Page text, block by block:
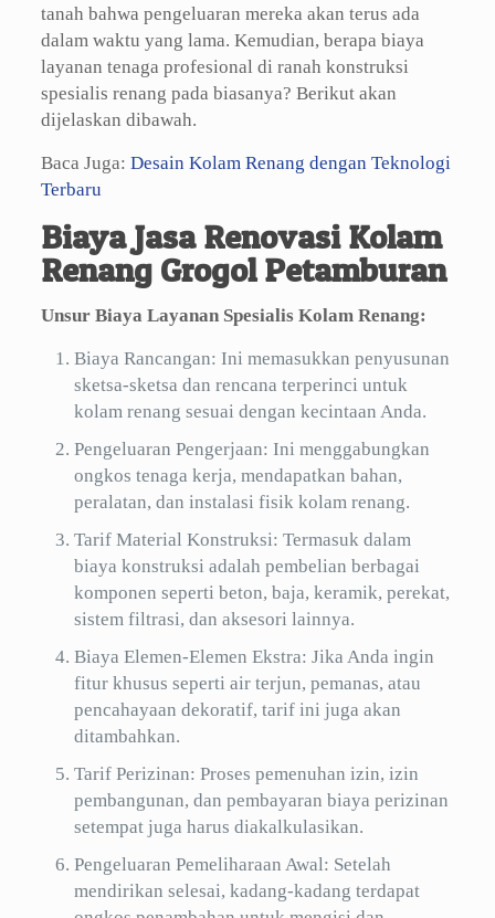
tanah bahwa pengeluaran mereka akan terus ada
dalam waktu yang lama. Kemudian, berapa biaya
layanan tenaga profesional di ranah konstruksi
spesialis renang pada biasanya? Berikut akan
dijelaskan dibawah.
Baca Juga: Desain Kolam Renang dengan Teknologi
Terbaru
Biaya Jasa Renovasi Kolam
Renang Grogol Petamburan
Unsur Biaya Layanan Spesialis Kolam Renang:
Biaya Rancangan: Ini memasukkan penyusunan
sketsa-sketsa dan rencana terperinci untuk
kolam renang sesuai dengan kecintaan Anda.
Pengeluaran Pengerjaan: Ini menggabungkan
ongkos tenaga kerja, mendapatkan bahan,
peralatan, dan instalasi fisik kolam renang.
Tarif Material Konstruksi: Termasuk dalam
biaya konstruksi adalah pembelian berbagai
komponen seperti beton, baja, keramik, perekat,
sistem filtrasi, dan aksesori lainnya.
Biaya Elemen-Elemen Ekstra: Jika Anda ingin
fitur khusus seperti air terjun, pemanas, atau
pencahayaan dekoratif, tarif ini juga akan
ditambahkan.
Tarif Perizinan: Proses pemenuhan izin, izin
pembangunan, dan pembayaran biaya perizinan
setempat juga harus diakalkulasikan.
Pengeluaran Pemeliharaan Awal: Setelah
mendirikan selesai, kadang-kadang terdapat